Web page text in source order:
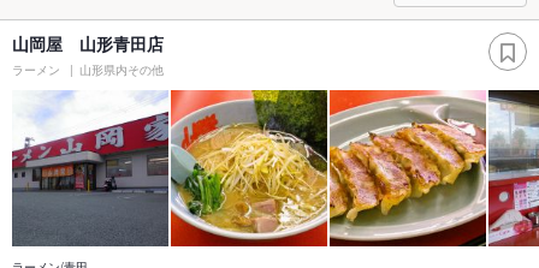
山岡屋 山形青田店
ラーメン 山形県内その他